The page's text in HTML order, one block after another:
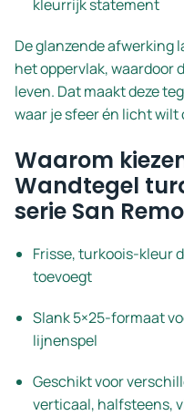
kleurrijk statement
De glanzende afwerking
het oppervlak, waardoor
leven. Dat maakt deze
waar je sfeer én licht wilt
Waarom
Wandtegel
serie San
Frisse, turkoois-kleur
toevoegt
Slank 5×25-formaat
lijnenspel
Geschikt voor
verticaal, halfsteens,